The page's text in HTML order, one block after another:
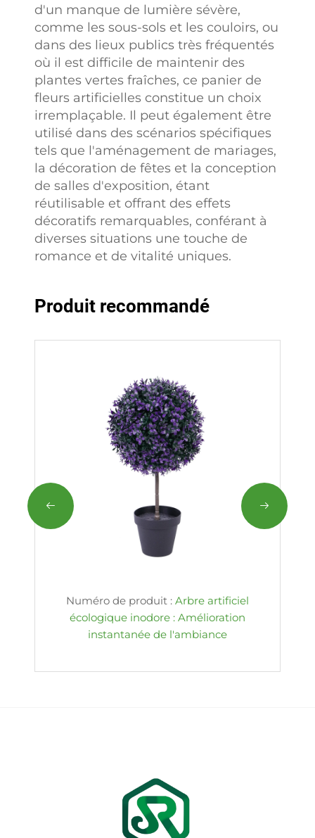
d'un manque de lumière sévère,
comme les sous-sols et les couloirs, ou
dans des lieux publics très fréquentés
où il est difficile de maintenir des
plantes vertes fraîches, ce panier de
fleurs artificielles constitue un choix
irremplaçable. Il peut également être
utilisé dans des scénarios spécifiques
tels que l'aménagement de mariages,
la décoration de fêtes et la conception
de salles d'exposition, étant
réutilisable et offrant des effets
décoratifs remarquables, conférant à
diverses situations une touche de
romance et de vitalité uniques.
Produit recommandé
Numéro de produit :Arbre artificiel
écologique inodore : Amélioration
instantanée de l'ambiance